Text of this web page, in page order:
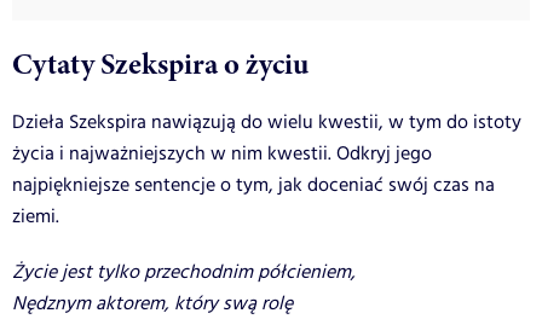
Cytaty Szekspira o życiu
Dzieła Szekspira nawiązują do wielu kwestii, w tym do istoty
życia i najważniejszych w nim kwestii. Odkryj jego
najpiękniejsze sentencje o tym, jak doceniać swój czas na
ziemi.
Życie jest tylko przechodnim półcieniem,
Nędznym aktorem, który swą rolę